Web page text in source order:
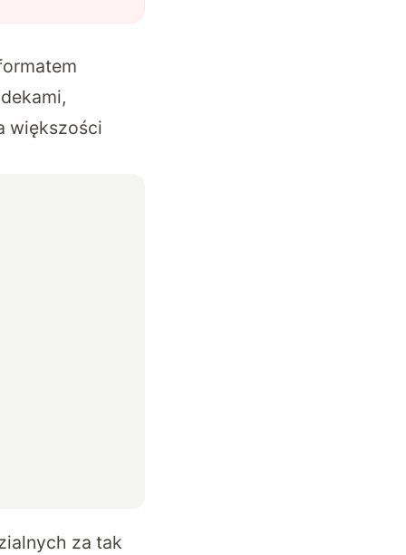
większości
za tak